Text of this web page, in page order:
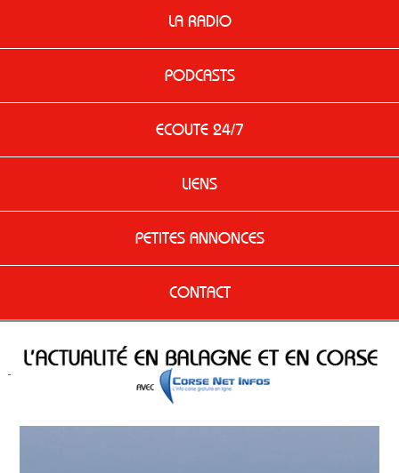
LA RADIO
PODCASTS
ECOUTE 24/7
LIENS
PETITES ANNONCES
CONTACT